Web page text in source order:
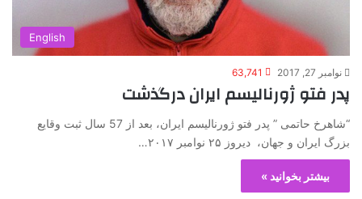
English
نوامبر 27, 2017 63,741
پدر فتو ژورنالیسم ايران درگذشت
“شاهرخ حاتمی ” پدر فتو ژورنالیسم ايران، بعد از 57 سال ثبت وقایع
بزرگ ایران و جهان، دیروز ۲۵ نوامبر ۲۰۱۷…
بیشتر بخوانید »